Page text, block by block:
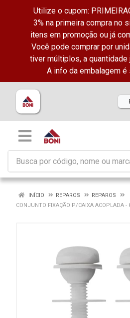
Utilize o cupom:
3% na primeira compra no
itens em promoção ou já
Você pode comprar por
tiver múltiplos, a quantidade
A info da embalagem é
INÍCIO REPAROS
REPAROS
CONJUNTO FIXAÇÃO P/CAIXA ACOPLADA -